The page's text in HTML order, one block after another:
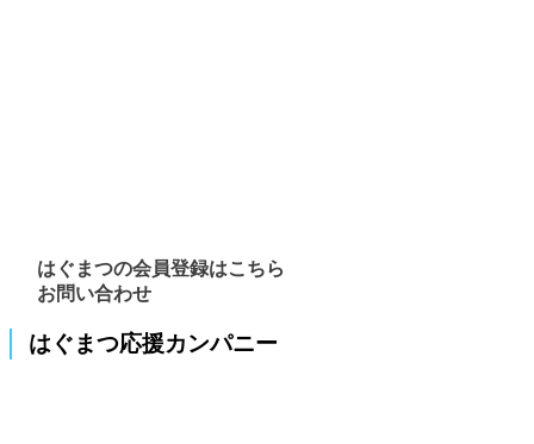
はぐまつの会員登録はこちら
お問い合わせ
はぐまつ応援カンパニー